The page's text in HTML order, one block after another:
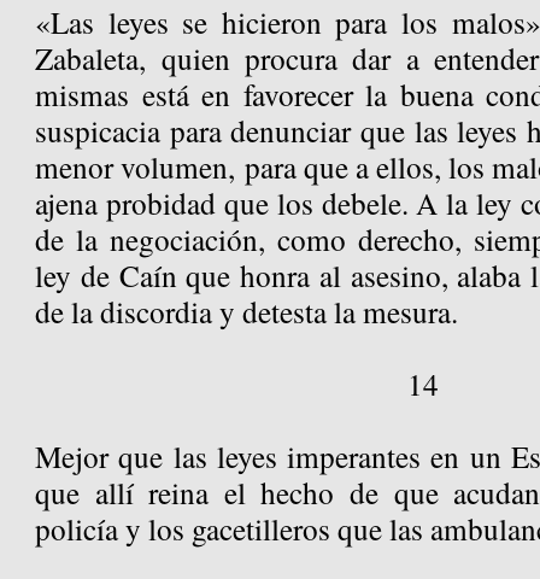
«Las leyes se hicieron para los
Zabaleta, quien procura dar a
mismas está en favorecer la buena
suspicacia para denunciar que las leyes
menor volumen, para que a ellos, los
ajena probidad que los debele. A la ley
de la negociación, como derecho,
ley de Caín que honra al asesino, alaba
de la discordia y detesta la mesura.
14
Mejor que las leyes imperantes en un
que allí reina el hecho de que
policía y los gacetilleros que las